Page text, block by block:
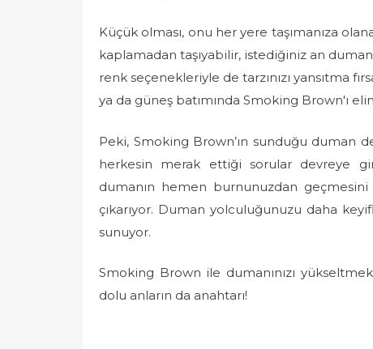
Küçük olması, onu her yere taşımanıza
kaplamadan taşıyabilir, istediğiniz an
renk seçenekleriyle de tarzınızı yansıtma
ya da güneş batımında Smoking Brown'ı
Peki, Smoking Brown’ın sunduğu duman
herkesin merak ettiği sorular devreye
dumanın hemen burnunuzdan
çıkarıyor. Duman yolculuğunuzu daha
sunuyor.
Smoking Brown ile dumanınızı
dolu anların da anahtarı!